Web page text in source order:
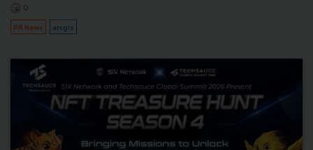
0
PR News arcgis